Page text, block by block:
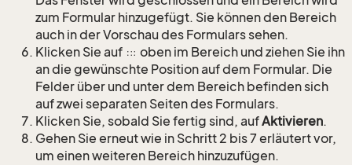
zum Formular hinzugefügt. Sie können den Bereich
auch in der Vorschau des Formulars sehen.
Klicken Sie auf
oben im Bereich und ziehen Sie ihn
an die gewünschte Position auf dem Formular. Die
Felder über und unter dem Bereich befinden sich
auf zwei separaten Seiten des Formulars.
Klicken Sie, sobald Sie fertig sind, aufAktivieren.
Gehen Sie erneut wie in Schritt 2 bis 7 erläutert vor,
um einen weiteren Bereich hinzuzufügen.